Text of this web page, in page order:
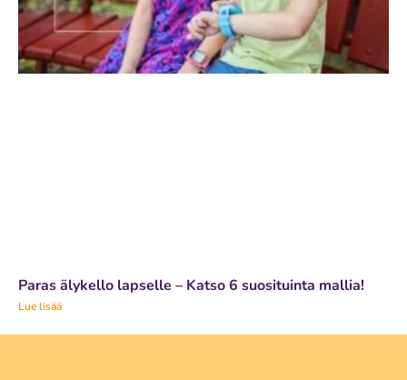
Paras älykello lapselle – Katso 6 suosituinta mallia!
Lue lisää